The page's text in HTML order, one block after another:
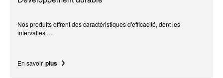
Nos produits offrent des caractéristiques d'efficacité, dont les
intervalles …
En savoir plus